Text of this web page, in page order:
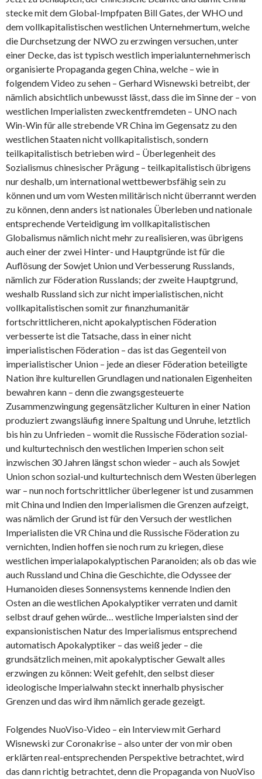
stecke mit dem Global-Impfpaten Bill Gates, der WHO und
dem vollkapitalistischen westlichen Unternehmertum, welche
die Durchsetzung der NWO zu erzwingen versuchen, unter
einer Decke, das ist typisch westlich imperialunternehmerisch
organisierte Propaganda gegen China, welche – wie in
folgendem Video zu sehen – Gerhard Wisnewski betreibt, der
nämlich absichtlich unbewusst lässt, dass die im Sinne der – von
westlichen Imperialisten zweckentfremdeten – UNO nach
Win-Win für alle strebende VR China im Gegensatz zu den
westlichen Staaten nicht vollkapitalistisch, sondern
teilkapitalistisch betrieben wird – Überlegenheit des
Sozialismus chinesischer Prägung – teilkapitalistisch übrigens
nur deshalb, um international wettbewerbsfähig sein zu
können und um vom Westen militärisch nicht überrannt werden
zu können, denn anders ist nationales Überleben und nationale
entsprechende Verteidigung im vollkapitalistischen
Globalismus nämlich nicht mehr zu realisieren, was übrigens
auch einer der zwei Hinter- und Hauptgründe ist für die
Auflösung der Sowjet Union und Verbesserung Russlands,
nämlich zur Föderation Russlands; der zweite Hauptgrund,
weshalb Russland sich zur nicht imperialistischen, nicht
vollkapitalistischen somit zur finanzhumanitär
fortschrittlicheren, nicht apokalyptischen Föderation
verbesserte ist die Tatsache, dass in einer nicht
imperialistischen Föderation – das ist das Gegenteil von
imperialistischer Union – jede an dieser Föderation beteiligte
Nation ihre kulturellen Grundlagen und nationalen Eigenheiten
bewahren kann – denn die zwangsgesteuerte
Zusammenzwingung gegensätzlicher Kulturen in einer Nation
produziert zwangsläufig innere Spaltung und Unruhe, letztlich
bis hin zu Unfrieden – womit die Russische Föderation sozial-
und kulturtechnisch den westlichen Imperien schon seit
inzwischen 30 Jahren längst schon wieder – auch als Sowjet
Union schon sozial-und kulturtechnisch dem Westen überlegen
war – nun noch fortschrittlicher überlegener ist und zusammen
mit China und Indien den Imperialismen die Grenzen aufzeigt,
was nämlich der Grund ist für den Versuch der westlichen
Imperialisten die VR China und die Russische Föderation zu
vernichten, Indien hoffen sie noch rum zu kriegen, diese
westlichen imperialapokalyptischen Paranoiden; als ob das wie
auch Russland und China die Geschichte, die Odyssee der
Humanoiden dieses Sonnensystems kennende Indien den
Osten an die westlichen Apokalyptiker verraten und damit
selbst drauf gehen würde… westliche Imperialsten sind der
expansionistischen Natur des Imperialismus entsprechend
automatisch Apokalyptiker – das weiß jeder – die
grundsätzlich meinen, mit apokalyptischer Gewalt alles
erzwingen zu können: Weit gefehlt, den selbst dieser
ideologische Imperialwahn steckt innerhalb physischer
Grenzen und das wird ihm nämlich gerade gezeigt.
Folgendes NuoViso-Video – ein Interview mit Gerhard
Wisnewski zur Coronakrise – also unter der von mir oben
erklärten real-entsprechenden Perspektive betrachtet, wird
das dann richtig betrachtet, denn die Propaganda von NuoViso